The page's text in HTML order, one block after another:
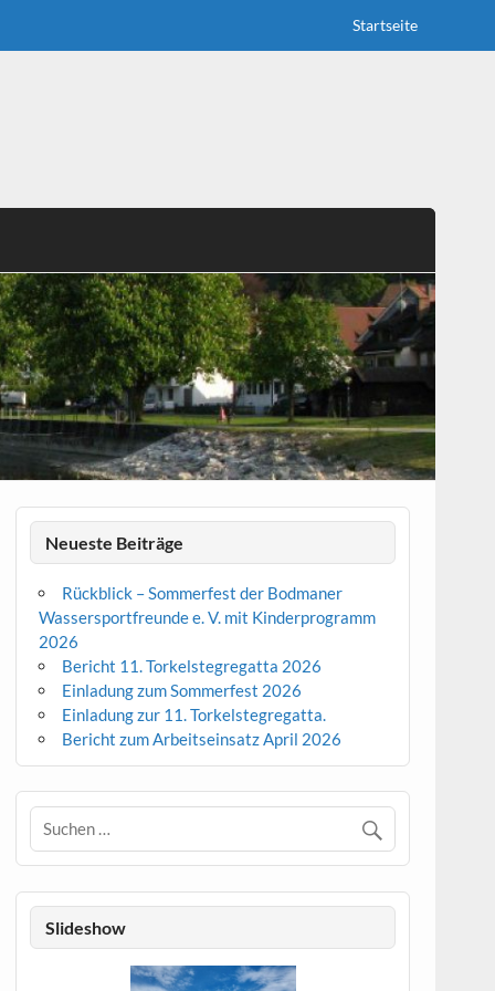
Startseite
Neueste Beiträge
Rückblick – Sommerfest der Bodmaner
Wassersportfreunde e. V. mit Kinderprogramm
2026
Bericht 11. Torkelstegregatta 2026
Einladung zum Sommerfest 2026
Einladung zur 11. Torkelstegregatta.
Bericht zum Arbeitseinsatz April 2026
Slideshow